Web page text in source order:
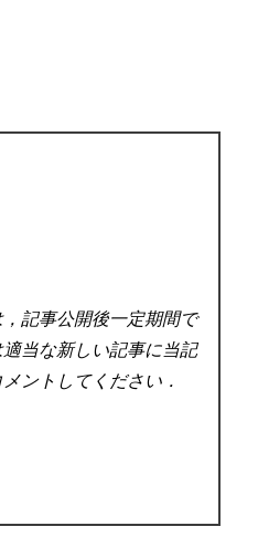
記事公開後一定期間で
当な新しい記事に当記
ントしてください．